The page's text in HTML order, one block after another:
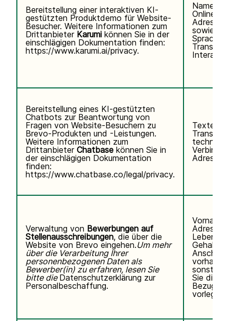
Bereitstellung einer interaktiven KI-
gestützten Produktdemo für Website-
Besucher. Weitere Informationen zum
Drittanbieter Karumi können Sie in der
einschlägigen Dokumentation finden:
https://www.karumi.ai/privacy.
Name,
Online-
sowie
Bereitstellung eines KI-gestützten
Chatbots zur Beantwortung von
Fragen von Website-Besuchern zu
Brevo-Produkten und -Leistungen.
Weitere Informationen zum
Drittanbieter Chatbase können Sie in
der einschlägigen Dokumentation
finden:
https://www.chatbase.co/legal/privacy.
Adresse,
Verwaltung von Bewerbungen auf
Stellenausschreibungen, die über die
Website von Brevo eingehen.Um mehr
über die Verarbeitung Ihrer
personenbezogenen Daten als
Bewerber(in) zu erfahren, lesen Sie
bitte die Datenschutzerklärung zur
Personalbeschaffung.
Adresse,
Sie
Bezug
vorlegen.